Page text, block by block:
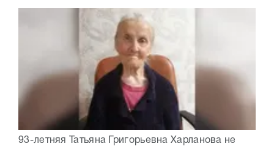
93-летняя Татьяна Григорьевна Харланова не